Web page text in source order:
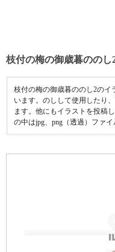
枝付の梅の御歳暮ののし
枝付の梅の御歳暮ののし2のイ
います。のしして使用したり
ます。他にもイラストを投稿
の中はjpg、png（透過）ファイ